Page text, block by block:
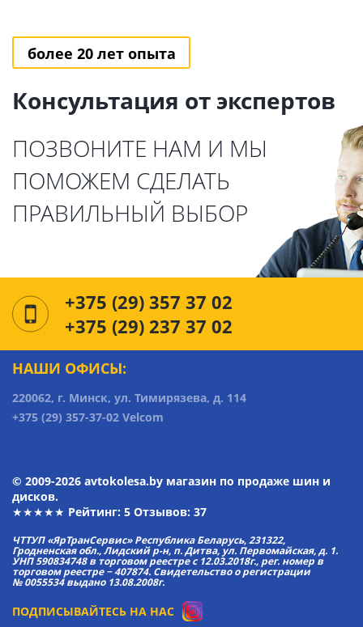
более 20 лет опыта
Консультация от экспертов
ПОЗВОНИТЕ НАМ И МЫ
ПОМОЖЕМ СДЕЛАТЬ
ПРАВИЛЬНЫЙ ВЫБОР
+375 (29) 357 37 02
+375 (29) 237 37 02
НАШИ ОФИСЫ:
220062, г. Минск, ул. Тимирязева, д. 114
+375 (29) 357-37-02 Velcom
© 2009-2026 avtokolesa.by магазин по продаже шин и
дисков.
★★★★★ Рейтинг: 5 Отзывов: 37
ЧТТУП «ЯрТранСервис» Республика Беларусь, 231322,
Гродненская обл., Лидский р-н, п. Дитва, ул. Первомайская, д. 1.
УНП 590834748 в торговом реестре с 12.03.2018г., рег. номер в
торговом реестре − 407874. Свидетельство о регистрации
№ 0055534 выдано 13.08.2008г.
ПОДПИСЫВАЙТЕСЬ НА НАС